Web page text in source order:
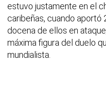
estuvo justamente en el
caribeñas, cuando aportó
docena de ellos en
máxima figura del duelo
mundialista.